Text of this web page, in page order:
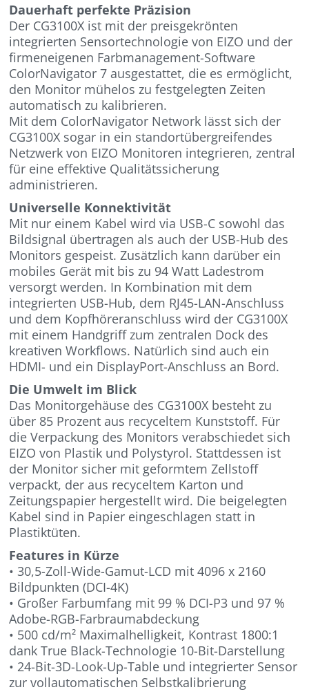
Dauerhaft perfekte Präzision
Der CG3100X ist mit der preisgekrönten
integrierten Sensortechnologie von EIZO und der
firmeneigenen Farbmanagement-Software
ColorNavigator 7 ausgestattet, die es ermöglicht,
den Monitor mühelos zu festgelegten Zeiten
automatisch zu kalibrieren.
Mit dem ColorNavigator Network lässt sich der
CG3100X sogar in ein standortübergreifendes
Netzwerk von EIZO Monitoren integrieren, zentral
für eine effektive Qualitätssicherung
administrieren.
Universelle Konnektivität
Mit nur einem Kabel wird via USB-C sowohl das
Bildsignal übertragen als auch der USB-Hub des
Monitors gespeist. Zusätzlich kann darüber ein
mobiles Gerät mit bis zu 94 Watt Ladestrom
versorgt werden. In Kombination mit dem
integrierten USB-Hub, dem RJ45-LAN-Anschluss
und dem Kopfhöreranschluss wird der CG3100X
mit einem Handgriff zum zentralen Dock des
kreativen Workflows. Natürlich sind auch ein
HDMI- und ein DisplayPort-Anschluss an Bord.
Die Umwelt im Blick
Das Monitorgehäuse des CG3100X besteht zu
über 85 Prozent aus recyceltem Kunststoff. Für
die Verpackung des Monitors verabschiedet sich
EIZO von Plastik und Polystyrol. Stattdessen ist
der Monitor sicher mit geformtem Zellstoff
verpackt, der aus recyceltem Karton und
Zeitungspapier hergestellt wird. Die beigelegten
Kabel sind in Papier eingeschlagen statt in
Plastiktüten.
Features in Kürze
• 30,5-Zoll-Wide-Gamut-LCD mit 4096 x 2160
Bildpunkten (DCI-4K)
• Großer Farbumfang mit 99 % DCI-P3 und 97 %
Adobe-RGB-Farbraumabdeckung
• 500 cd/m² Maximalhelligkeit, Kontrast 1800:1
dank True Black-Technologie 10-Bit-Darstellung
• 24-Bit-3D-Look-Up-Table und integrierter Sensor
zur vollautomatischen Selbstkalibrierung